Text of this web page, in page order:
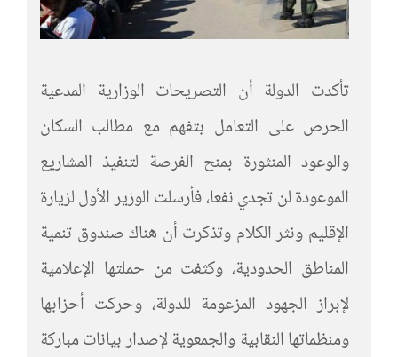
تأكدت الدولة أن التصريحات الوزارية المدعية
الحرص على التعامل بتفهم مع مطالب السكان
والوعود المنثورة بمنح الفرصة لتنفيذ المشاريع
الموعودة لن تجدي نفعا، فأرسلت الوزير الأول لزيارة
الإقليم ونثر الكلام وتذكرت أن هناك صندوق تنمية
المناطق الحدودية، وكثفت من حملتها الإعلامية
لإبراز الجهود المزعومة للدولة، وحركت أحزابها
ومنظماتها النقابية والجمعوية لإصدار بيانات مباركة